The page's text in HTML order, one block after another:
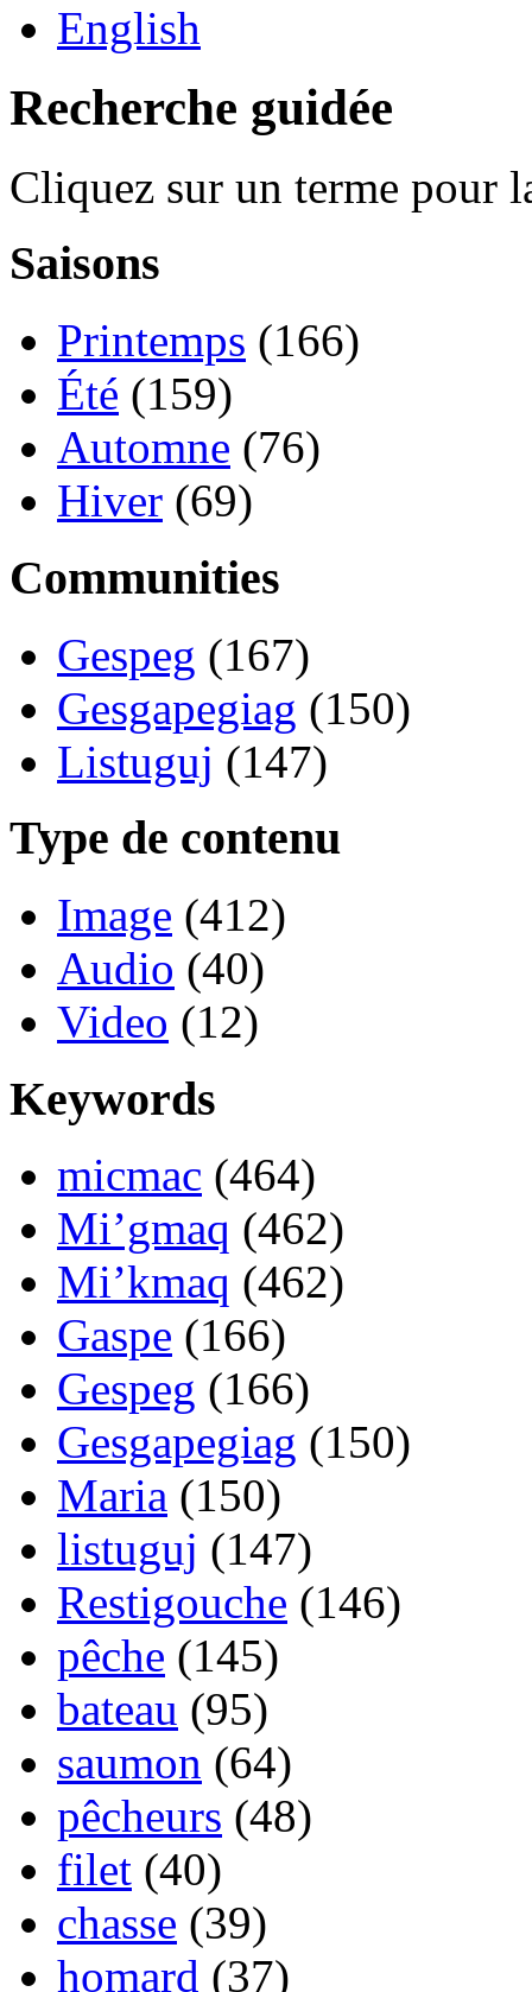
English
Recherche guidée
Cliquez sur un terme pour
Saisons
Printemps (166)
Été (159)
Automne (76)
Hiver (69)
Communities
Gespeg (167)
Gesgapegiag (150)
Listuguj (147)
Type de contenu
Image (412)
Audio (40)
Video (12)
Keywords
micmac (464)
Mi’gmaq (462)
Mi’kmaq (462)
Gaspe (166)
Gespeg (166)
Gesgapegiag (150)
Maria (150)
listuguj (147)
Restigouche (146)
pêche (145)
bateau (95)
saumon (64)
pêcheurs (48)
filet (40)
chasse (39)
homard (37)